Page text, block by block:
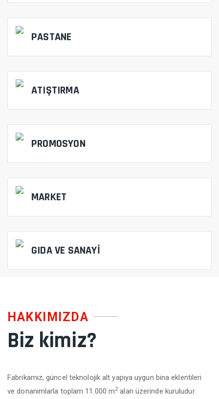
PASTANE
ATIŞTIRMA
PROMOSYON
MARKET
GIDA VE SANAYİ
HAKKIMIZDA
Biz kimiz?
Fabrikamız, güncel teknolojik alt yapıya uygun bina eklentileri
ve donanımlarla toplam 11.000 m2alan üzerinde kuruludur.